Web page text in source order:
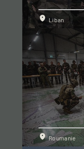
Liban
Roumanie